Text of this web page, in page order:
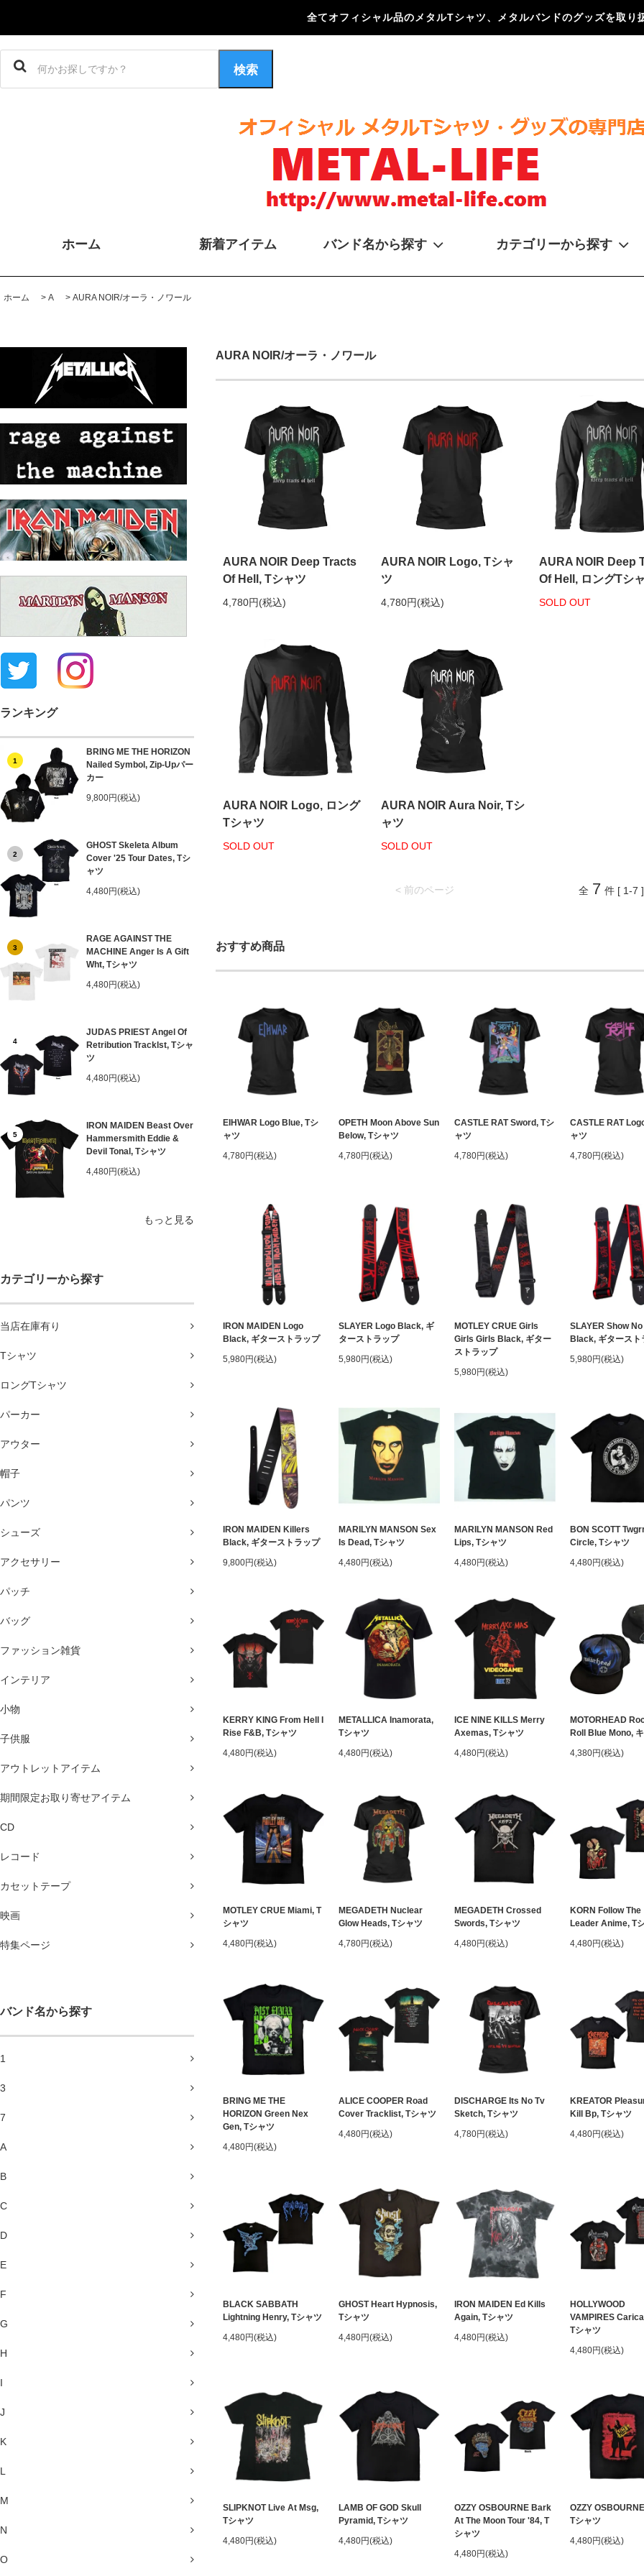
全てオフィシャル品のメタルTシャツ、メタルバンドのグッズを取り
検索
ホーム 新着アイテム バンド名から探す カテゴリーから探す
ホーム > A > AURA NOIR/オーラ・ノワール
ランキング
1
BRING ME THE HORIZON
Nailed Symbol, Zip-Upパー
カー
9,800円(税込)
2
GHOST Skeleta Album
Cover '25 Tour Dates, Tシ
ャツ
4,480円(税込)
3
RAGE AGAINST THE
MACHINE Anger Is A Gift
Wht, Tシャツ
4,480円(税込)
4
JUDAS PRIEST Angel Of
Retribution Tracklst, Tシャ
ツ
4,480円(税込)
5
IRON MAIDEN Beast Over
Hammersmith Eddie &
Devil Tonal, Tシャツ
4,480円(税込)
もっと見る
カテゴリーから探す
当店在庫有り
Tシャツ
ロングTシャツ
パーカー
アウター
帽子
パンツ
シューズ
アクセサリー
パッチ
バッグ
ファッション雑貨
インテリア
小物
子供服
アウトレットアイテム
期間限定お取り寄せアイテム
CD
レコード
カセットテープ
映画
特集ページ
バンド名から探す
1
3
7
A
B
C
D
E
F
G
H
I
J
K
L
M
N
O
AURA NOIR/オーラ・ノワール
AURA NOIR Deep Tracts
Of Hell, Tシャツ
4,780円(税込)
AURA NOIR Logo, Tシャ
ツ
4,780円(税込)
AURA NOIR Deep
Of Hell, ロングTシ
SOLD OUT
AURA NOIR Logo, ロング
Tシャツ
SOLD OUT
AURA NOIR Aura Noir, Tシ
ャツ
SOLD OUT
< 前のページ 全 7 件 [ 1-7 ]
おすすめ商品
EIHWAR Logo Blue, Tシ
ャツ
4,780円(税込)
OPETH Moon Above Sun
Below, Tシャツ
4,780円(税込)
CASTLE RAT Sword, Tシ
ャツ
4,780円(税込)
CASTLE RAT
ャツ
4,780円(税込)
IRON MAIDEN Logo
Black, ギターストラップ
5,980円(税込)
SLAYER Logo Black, ギ
ターストラップ
5,980円(税込)
MOTLEY CRUE Girls
Girls Girls Black, ギター
ストラップ
5,980円(税込)
SLAYER Show
Black, ギタースト
5,980円(税込)
IRON MAIDEN Killers
Black, ギターストラップ
9,800円(税込)
MARILYN MANSON Sex
Is Dead, Tシャツ
4,480円(税込)
MARILYN MANSON Red
Lips, Tシャツ
4,480円(税込)
BON SCOTT
Circle, Tシャツ
4,480円(税込)
KERRY KING From Hell I
Rise F&B, Tシャツ
4,480円(税込)
METALLICA Inamorata,
Tシャツ
4,480円(税込)
ICE NINE KILLS Merry
Axemas, Tシャツ
4,480円(税込)
MOTORHEAD
Roll Blue Mono,
4,380円(税込)
MOTLEY CRUE Miami, T
シャツ
4,480円(税込)
MEGADETH Nuclear
Glow Heads, Tシャツ
4,780円(税込)
MEGADETH Crossed
Swords, Tシャツ
4,480円(税込)
KORN Follow The
Leader Anime, T
4,480円(税込)
BRING ME THE
HORIZON Green Nex
Gen, Tシャツ
4,480円(税込)
ALICE COOPER Road
Cover Tracklist, Tシャツ
4,480円(税込)
DISCHARGE Its No Tv
Sketch, Tシャツ
4,780円(税込)
KREATOR
Kill Bp, Tシャツ
4,480円(税込)
BLACK SABBATH
Lightning Henry, Tシャツ
4,480円(税込)
GHOST Heart Hypnosis,
Tシャツ
4,480円(税込)
IRON MAIDEN Ed Kills
Again, Tシャツ
4,480円(税込)
HOLLYWOOD
VAMPIRES
Tシャツ
4,480円(税込)
SLIPKNOT Live At Msg,
Tシャツ
4,480円(税込)
LAMB OF GOD Skull
Pyramid, Tシャツ
4,480円(税込)
OZZY OSBOURNE Bark
At The Moon Tour '84, T
シャツ
4,480円(税込)
OZZY
Tシャツ
4,480円(税込)